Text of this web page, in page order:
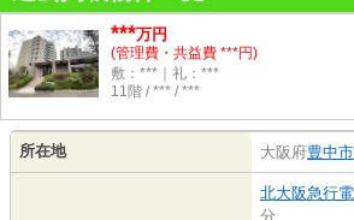
***万円
(管理費・共益費 ***円)
敷：***｜礼：***
11階 / *** / ***
所在地 大阪府豊中市
北大阪急行
分